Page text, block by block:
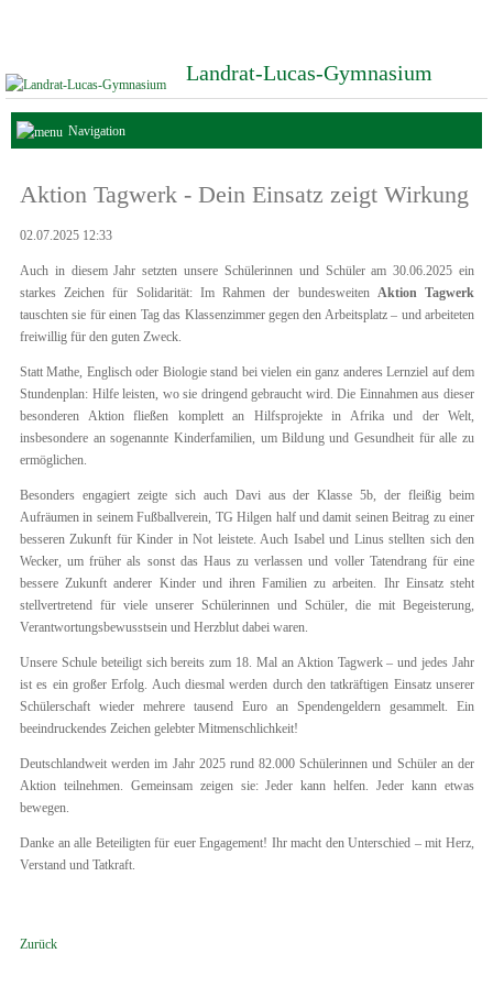
Landrat-Lucas-Gymnasium
Navigation
Aktion Tagwerk - Dein Einsatz zeigt Wirkung
02.07.2025 12:33
Auch in diesem Jahr setzten unsere Schülerinnen und Schüler am 30.06.2025 ein
starkes Zeichen für Solidarität: Im Rahmen der bundesweiten Aktion Tagwerk
tauschten sie für einen Tag das Klassenzimmer gegen den Arbeitsplatz – und arbeiteten
freiwillig für den guten Zweck.
Statt Mathe, Englisch oder Biologie stand bei vielen ein ganz anderes Lernziel auf dem
Stundenplan: Hilfe leisten, wo sie dringend gebraucht wird. Die Einnahmen aus dieser
besonderen Aktion fließen komplett an Hilfsprojekte in Afrika und der Welt,
insbesondere an sogenannte Kinderfamilien, um Bildung und Gesundheit für alle zu
ermöglichen.
Besonders engagiert zeigte sich auch Davi aus der Klasse 5b, der fleißig beim
Aufräumen in seinem Fußballverein, TG Hilgen half und damit seinen Beitrag zu einer
besseren Zukunft für Kinder in Not leistete. Auch Isabel und Linus stellten sich den
Wecker, um früher als sonst das Haus zu verlassen und voller Tatendrang für eine
bessere Zukunft anderer Kinder und ihren Familien zu arbeiten. Ihr Einsatz steht
stellvertretend für viele unserer Schülerinnen und Schüler, die mit Begeisterung,
Verantwortungsbewusstsein und Herzblut dabei waren.
Unsere Schule beteiligt sich bereits zum 18. Mal an Aktion Tagwerk – und jedes Jahr
ist es ein großer Erfolg. Auch diesmal werden durch den tatkräftigen Einsatz unserer
Schülerschaft wieder mehrere tausend Euro an Spendengeldern gesammelt. Ein
beeindruckendes Zeichen gelebter Mitmenschlichkeit!
Deutschlandweit werden im Jahr 2025 rund 82.000 Schülerinnen und Schüler an der
Aktion teilnehmen. Gemeinsam zeigen sie: Jeder kann helfen. Jeder kann etwas
bewegen.
Danke an alle Beteiligten für euer Engagement! Ihr macht den Unterschied – mit Herz,
Verstand und Tatkraft.
Zurück